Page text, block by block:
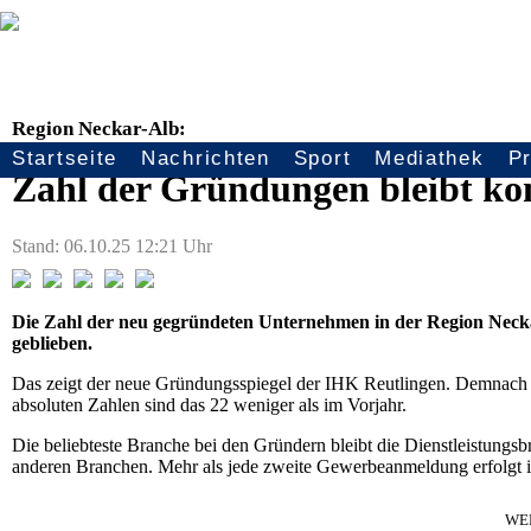
Seitennavigation
Startseite Nachrichten Sport Mediathek
Region Neckar-Alb:
Zahl der Gründungen bleibt
Stand: 06.10.25 12:21 Uhr
Die Zahl der neu gegründeten Unternehmen in der Region
geblieben.
Das zeigt der neue Gründungsspiegel der IHK Reutlingen.
absoluten Zahlen sind das 22 weniger als im Vorjahr.
Die beliebteste Branche bei den Gründern bleibt die
anderen Branchen. Mehr als jede zweite Gewerbeanmeldung